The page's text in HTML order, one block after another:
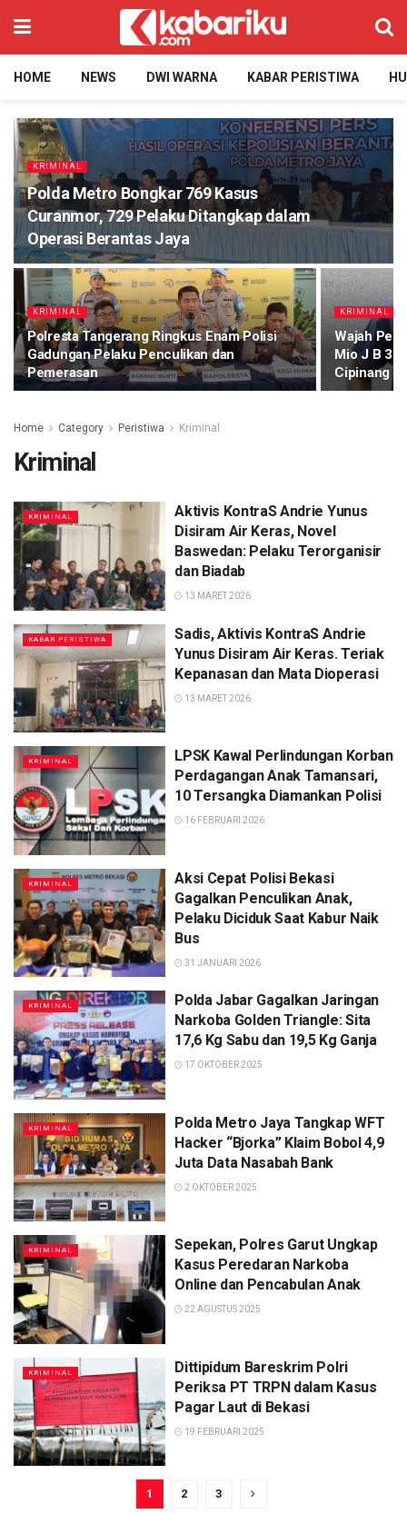
HOME NEWS DWI WARNA KABAR PERISTIWA
KRIMINAL
Polda Metro Bongkar 769 Kasus
Curanmor, 729 Pelaku Ditangkap dalam
Operasi Berantas Jaya
KRIMINAL
Polresta Tangerang Ringkus Enam Polisi
Gadungan Pelaku Penculikan dan
Pemerasan
KRIMINAL
Wajah
Mio J B
Cipinang
Home Category Peristiwa Kriminal
Kriminal
KRIMINAL
Aktivis KontraS Andrie Yunus
Disiram Air Keras, Novel
Baswedan: Pelaku Terorganisir
dan Biadab
13 MARET 2026
KABAR PERISTIWA
Sadis, Aktivis KontraS Andrie
Yunus Disiram Air Keras. Teriak
Kepanasan dan Mata Dioperasi
13 MARET 2026
KRIMINAL
LPSK Kawal Perlindungan Korban
Perdagangan Anak Tamansari,
10 Tersangka Diamankan Polisi
16 FEBRUARI 2026
KRIMINAL
Aksi Cepat Polisi Bekasi
Gagalkan Penculikan Anak,
Pelaku Diciduk Saat Kabur Naik
Bus
31 JANUARI 2026
KRIMINAL
Polda Jabar Gagalkan Jaringan
Narkoba Golden Triangle: Sita
17,6 Kg Sabu dan 19,5 Kg Ganja
17 OKTOBER 2025
KRIMINAL
Polda Metro Jaya Tangkap WFT
Hacker “Bjorka” Klaim Bobol 4,9
Juta Data Nasabah Bank
2 OKTOBER 2025
KRIMINAL
Sepekan, Polres Garut Ungkap
Kasus Peredaran Narkoba
Online dan Pencabulan Anak
22 AGUSTUS 2025
KRIMINAL
Dittipidum Bareskrim Polri
Periksa PT TRPN dalam Kasus
Pagar Laut di Bekasi
19 FEBRUARI 2025
1 2 3